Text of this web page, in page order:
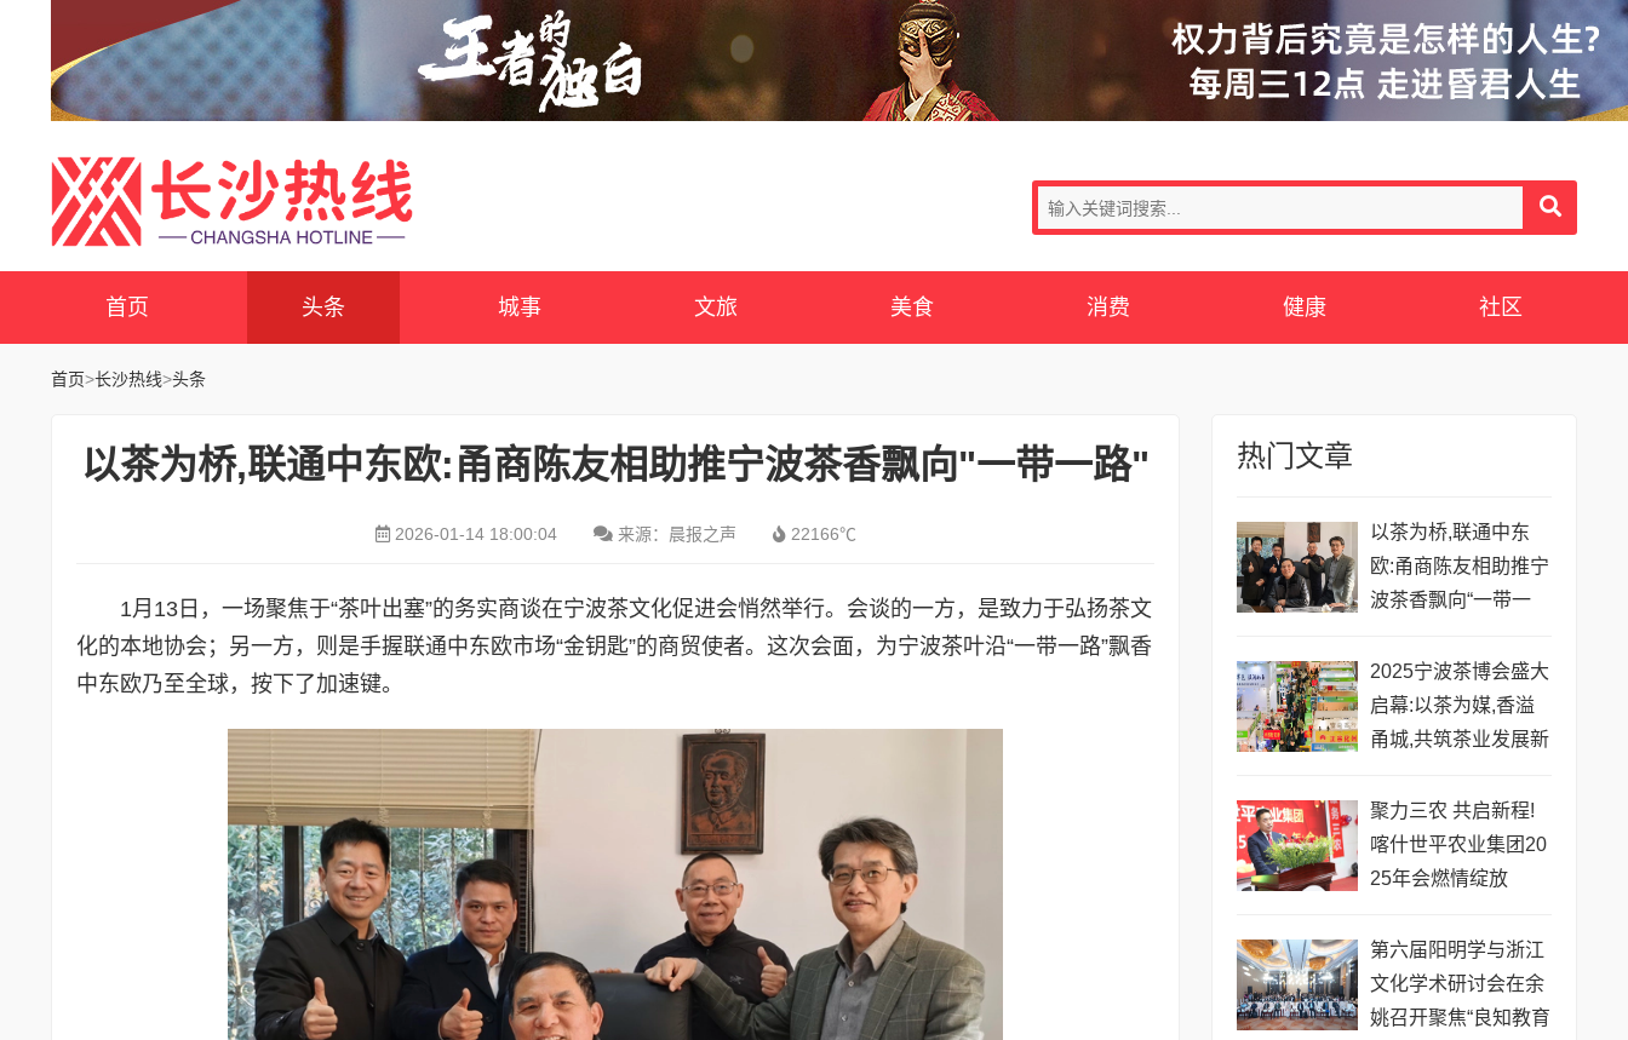
首页 头条 城事 文旅 美食 消费 健康 社区
首页>长沙热线>头条
以茶为桥,联通中东欧:甬商陈友相助推宁波茶香飘向"一带一路"
2026-01-14 18:00:04 来源：晨报之声 22166℃
1月13日，一场聚焦于“茶叶出塞”的务实商谈在宁波茶文化促进会悄然举行。会谈的一方，是致力于弘扬茶文
化的本地协会；另一方，则是手握联通中东欧市场“金钥匙”的商贸使者。这次会面，为宁波茶叶沿“一带一路”飘香
中东欧乃至全球，按下了加速键。
热门文章
以茶为桥,联通中东
欧:甬商陈友相助推宁
波茶香飘向“一带一
2025宁波茶博会盛大
启幕:以茶为媒,香溢
甬城,共筑茶业发展新
聚力三农 共启新程!
喀什世平农业集团20
25年会燃情绽放
​第六届阳明学与浙江
文化学术研讨会在余
姚召开聚焦“良知教育